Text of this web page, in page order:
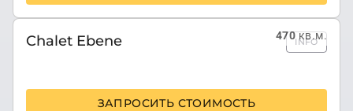
470кв.м.
Chalet Ebene INFO
ЗАПРОСИТЬ СТОИМОСТЬ